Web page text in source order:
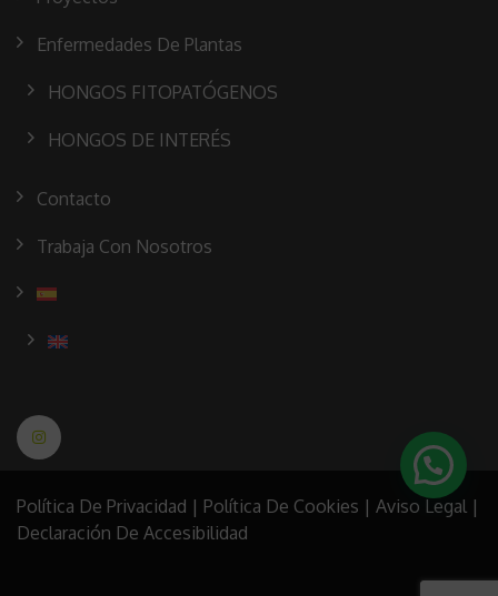
Enfermedades De Plantas
HONGOS FITOPATÓGENOS
HONGOS DE INTERÉS
Contacto
Trabaja Con Nosotros
Política De Privacidad | Política De Cookies | Aviso Legal |
Declaración De Accesibilidad